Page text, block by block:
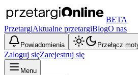
BETA
PrzetargiAktualne przetargiBlogO nas
Powiadomienia Przełącz
Zaloguj sięZarejestruj się
Menu